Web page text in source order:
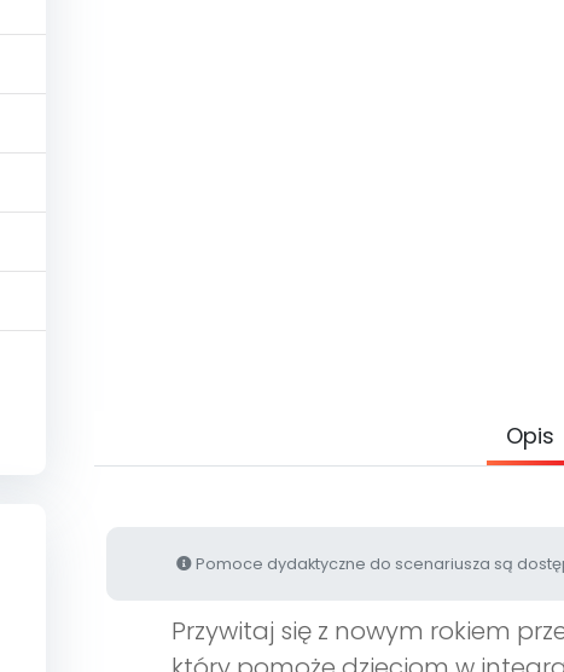
Opis
Pomoce dydaktyczne do scenariusza są
Przywitaj się z nowym rokiem